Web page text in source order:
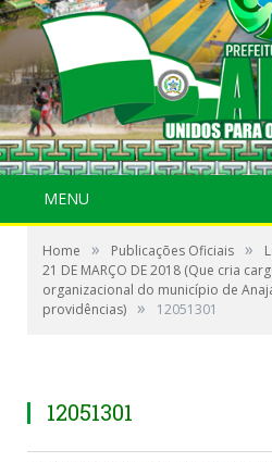
MENU
Home » Publicações Oficiais »
21 DE MARÇO DE 2018 (Que cria
organizacional do município de
providências) » 12051301
12051301